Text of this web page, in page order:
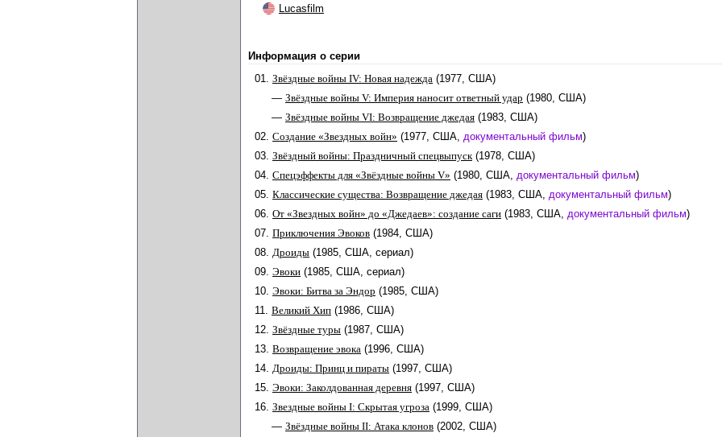
Lucasfilm
Информация о серии
01. Звёздные войны IV: Новая надежда (1977, США)
— Звёздные войны V: Империя наносит ответный удар (1980, США)
— Звёздные войны VI: Возвращение джедая (1983, США)
02. Создание «Звездных войн» (1977, США, документальный фильм)
03. Звёздный войны: Праздничный спецвыпуск (1978, США)
04. Спецэффекты для «Звёздные войны V» (1980, США, документальный фильм)
05. Классические существа: Возвращение джедая (1983, США, документальный фильм)
06. От «Звездных войн» до «Джедаев»: создание саги (1983, США, документальный фильм)
07. Приключения Эвоков (1984, США)
08. Дроиды (1985, США, сериал)
09. Эвоки (1985, США, сериал)
10. Эвоки: Битва за Эндор (1985, США)
11. Великий Хип (1986, США)
12. Звёздные туры (1987, США)
13. Возвращение эвока (1996, США)
14. Дроиды: Принц и пираты (1997, США)
15. Эвоки: Заколдованная деревня (1997, США)
16. Звездные войны I: Скрытая угроза (1999, США)
— Звёздные войны II: Атака клонов (2002, США)